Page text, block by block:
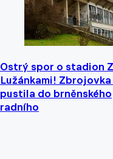
Ostrý spor o stadion
Lužánkami! Zbrojovka
pustila do brněnského
radního